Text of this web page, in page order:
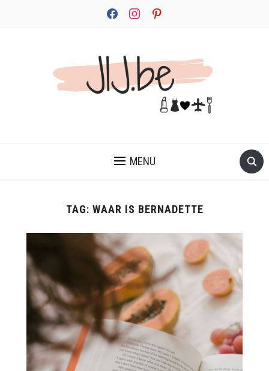
facebookinstagrampinterest
MENU
TAG: WAAR IS BERNADETTE